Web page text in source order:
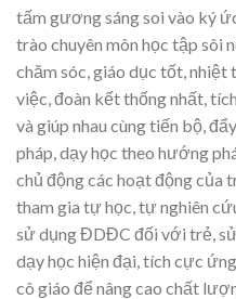
tấm gương sáng soi vào ký
trào chuyên môn học tập sôi
chăm sóc, giáo dục tốt, nhiệt
việc, đoàn kết thống nhất,
và giúp nhau cùng tiến bộ,
pháp, dạy học theo hướng
chủ động các hoạt động
tham gia tự học, tự nghiên
sử dụng ĐDĐC đối với trẻ,
dạy học hiện đại, tích cực
cô giáo để nâng cao chất